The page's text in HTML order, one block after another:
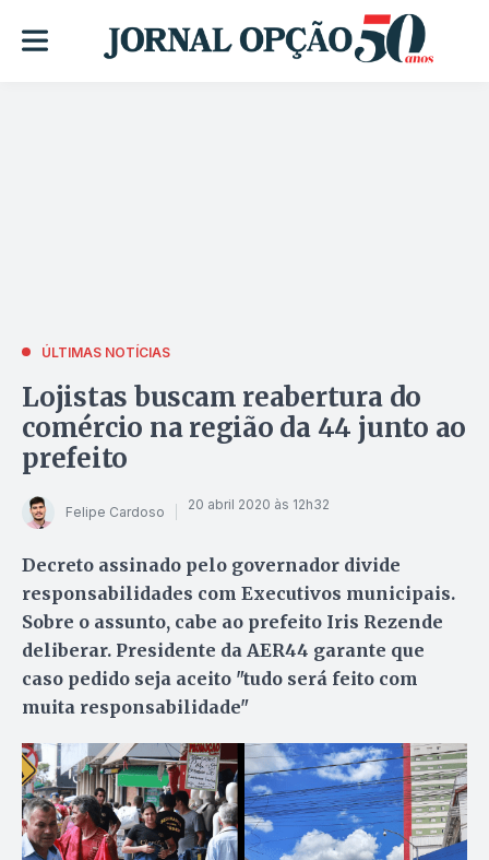
ÚLTIMAS NOTÍCIAS
Lojistas buscam reabertura do
comércio na região da 44 junto ao
prefeito
Felipe Cardoso 20 abril 2020 às 12h32
Decreto assinado pelo governador divide
responsabilidades com Executivos municipais.
Sobre o assunto, cabe ao prefeito Iris Rezende
deliberar. Presidente da AER44 garante que
caso pedido seja aceito "tudo será feito com
muita responsabilidade"